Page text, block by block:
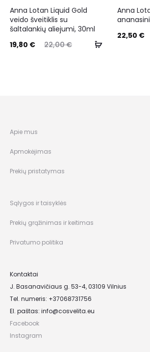
Anna Lotan Liquid Gold
veido šveitiklis su
šaltalankių aliejumi, 30ml
22,00€
19,80 €
Anna
22,50 €
Apie mus
Apmokėjimas
Prekių pristatymas
Sąlygos ir taisyklės
Prekių grąžinimas ir keitimas
Privatumo politika
Kontaktai
J. Basanavičiaus g. 53-4, 03109 Vilnius
Tel. numeris: +37068731756
El. paštas: info@cosvelita.eu
Facebook
Instagram